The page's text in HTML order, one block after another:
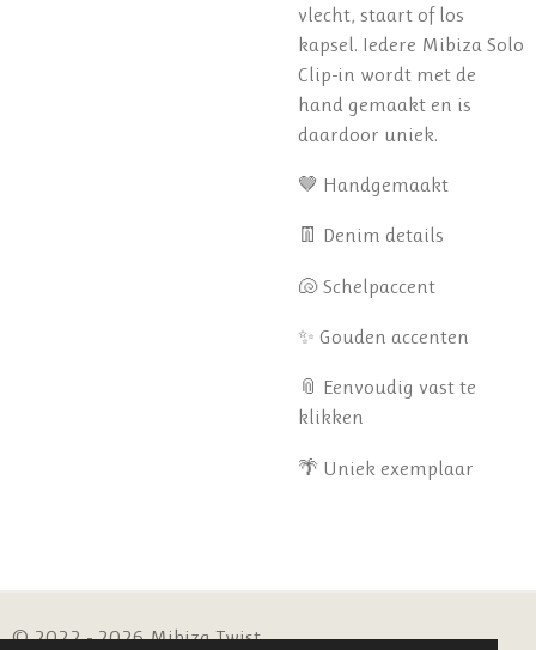
vlecht, staart of los
kapsel. Iedere Mibiza Solo
Clip-in wordt met de
hand gemaakt en is
daardoor uniek.
🤎 Handgemaakt
👖 Denim details
🐚 Schelpaccent
✨ Gouden accenten
📎 Eenvoudig vast te
klikken
🌴 Uniek exemplaar
© 2022 - 2026 Mibiza Twist